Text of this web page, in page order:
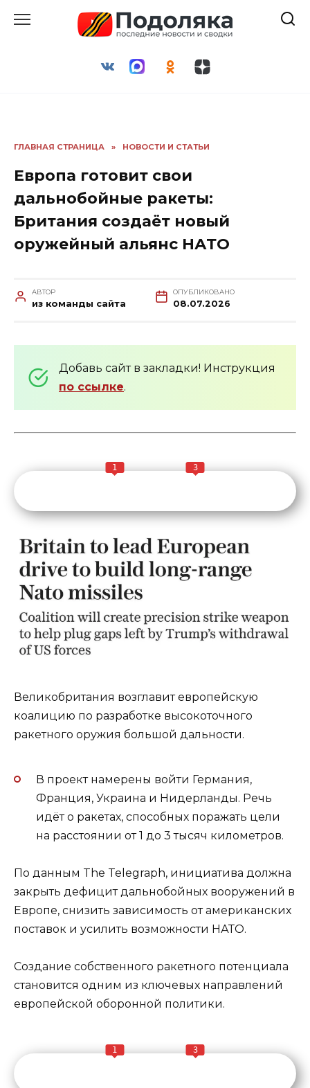
ГЛАВНАЯ СТРАНИЦА » НОВОСТИ И СТАТЬИ
Европа готовит свои
дальнобойные ракеты:
Британия создаёт новый
оружейный альянс НАТО
АВТОР
из команды сайта
ОПУБЛИКОВАНО
08.07.2026
Добавь сайт в закладки! Инструкция
по ссылке.
1 3
Великобритания возглавит европейскую
коалицию по разработке высокоточного
ракетного оружия большой дальности.
В проект намерены войти Германия,
Франция, Украина и Нидерланды. Речь
идёт о ракетах, способных поражать цели
на расстоянии от 1 до 3 тысяч километров.
По данным The Telegraph, инициатива должна
закрыть дефицит дальнобойных вооружений в
Европе, снизить зависимость от американских
поставок и усилить возможности НАТО.
Создание собственного ракетного потенциала
становится одним из ключевых направлений
европейской оборонной политики.
1 3